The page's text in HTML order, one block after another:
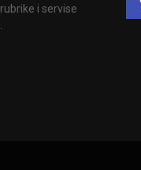
i servise